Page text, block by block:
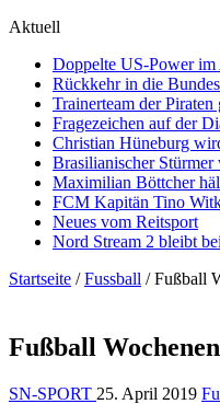
Aktuell
Doppelte US-Power
Rückkehr in die
Trainerteam der
Fragezeichen auf der
Christian Hüneburg
Brasilianischer
Maximilian Böttcher
FCM Kapitän Tino
Neues vom Reitsport
Nord Stream 2 bleibt
Startseite / Fussball / Fußball
Fußball
SN-SPORT 25. April 2019